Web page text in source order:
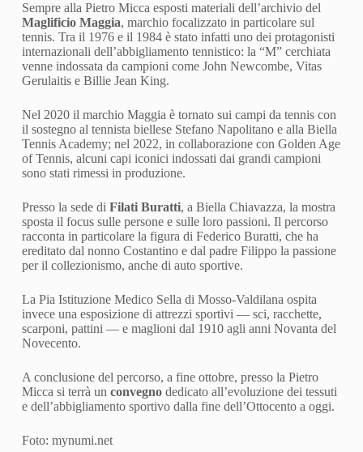
Sempre alla Pietro Micca esposti materiali dell’archivio del
Maglificio Maggia, marchio focalizzato in particolare sul
tennis. Tra il 1976 e il 1984 è stato infatti uno dei protagonisti
internazionali dell’abbigliamento tennistico: la “M” cerchiata
venne indossata da campioni come John Newcombe, Vitas
Gerulaitis e Billie Jean King.
Nel 2020 il marchio Maggia è tornato sui campi da tennis con
il sostegno al tennista biellese Stefano Napolitano e alla Biella
Tennis Academy; nel 2022, in collaborazione con Golden Age
of Tennis, alcuni capi iconici indossati dai grandi campioni
sono stati rimessi in produzione.
Presso la sede di Filati Buratti, a Biella Chiavazza, la mostra
sposta il focus sulle persone e sulle loro passioni. Il percorso
racconta in particolare la figura di Federico Buratti, che ha
ereditato dal nonno Costantino e dal padre Filippo la passione
per il collezionismo, anche di auto sportive.
La Pia Istituzione Medico Sella di Mosso-Valdilana ospita
invece una esposizione di attrezzi sportivi — sci, racchette,
scarponi, pattini — e maglioni dal 1910 agli anni Novanta del
Novecento.
A conclusione del percorso, a fine ottobre, presso la Pietro
Micca si terrà un convegnodedicato all’evoluzione dei tessuti
e dell’abbigliamento sportivo dalla fine dell’Ottocento a oggi.
Foto: mynumi.net